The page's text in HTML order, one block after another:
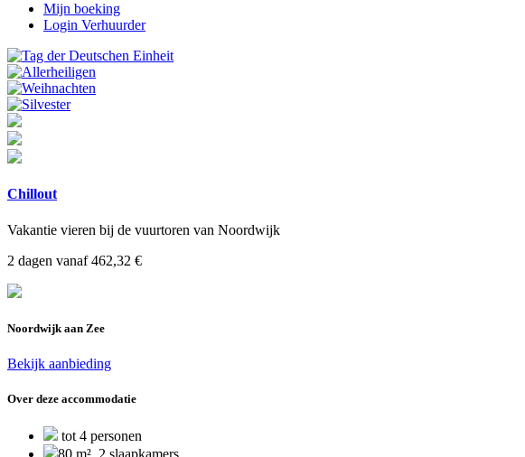
Mijn boeking
Login Verhuurder
Chillout
Vakantie vieren bij de vuurtoren van Noordwijk
2 dagen vanaf 462,32 €
Noordwijk aan Zee
Bekijk aanbieding
Over deze accommodatie
tot 4 personen